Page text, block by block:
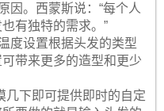
因。西蒙斯说：“每个人
有独特的需求。”
度设置根据头发的类型
带来更多的造型和更少
几下即可提供即时的自定